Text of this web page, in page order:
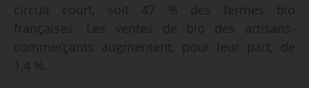
circuit court, soit 47 % des fermes bio
françaises. Les ventes de bio des artisans-
commerçants augmentent, pour leur part, de
1,4 %.